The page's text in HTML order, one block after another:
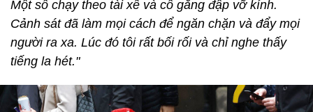
Một số chạy theo tài xế và cố gắng đập vỡ kính.
Cảnh sát đã làm mọi cách để ngăn chặn và đẩy mọi
người ra xa. Lúc đó tôi rất bối rối và chỉ nghe thấy
tiếng la hét."